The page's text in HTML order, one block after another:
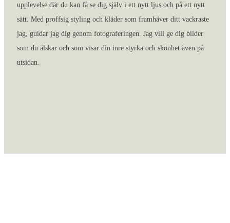
upplevelse där du kan få se dig själv i ett nytt ljus och på ett nytt
sätt. Med proffsig styling och kläder som framhäver ditt vackraste
jag, guidar jag dig genom fotograferingen. Jag vill ge dig bilder
som du älskar och som visar din inre styrka och skönhet även på
utsidan.